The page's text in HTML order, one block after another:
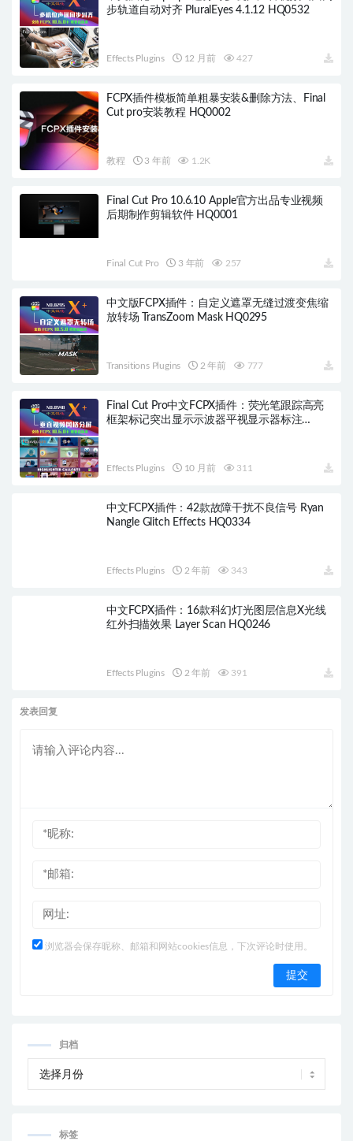
步轨道自动对齐 PluralEyes 4.1.12 HQ0532
Effects Plugins 12 月前 427
FCPX插件模板简单粗暴安装&删除方法、Final
Cut pro安装教程 HQ0002
教程 3 年前 1.2K
Final Cut Pro 10.6.10 Apple官方出品专业视频
后期制作剪辑软件 HQ0001
Final Cut Pro 3 年前 257
中文版FCPX插件：自定义遮罩无缝过渡变焦缩
放转场 TransZoom Mask HQ0295
Transitions Plugins 2 年前 777
Final Cut Pro中文FCPX插件：荧光笔跟踪高亮
框架标记突出显示示波器平视显示器标注
Effects Plugins 10 月前 311
中文FCPX插件：42款故障干扰不良信号 Ryan
Nangle Glitch Effects HQ0334
Effects Plugins 2 年前 343
中文FCPX插件：16款科幻灯光图层信息X光线
红外扫描效果 Layer Scan HQ0246
Effects Plugins 2 年前 391
发表回复
浏览器会保存昵称、邮箱和网站cookies信息，下次评论时使用。
归档
标签